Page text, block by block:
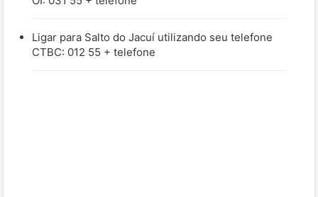
Ligar para Salto do Jacuí utilizando seu telefone
CTBC: 012 55 + telefone